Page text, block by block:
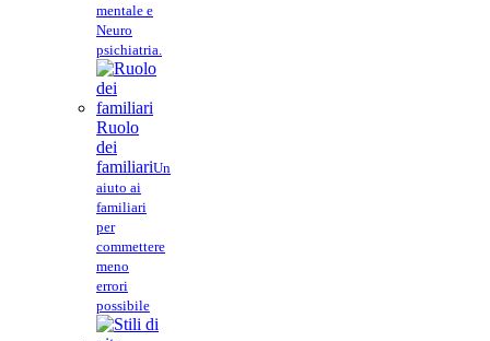
mentale e
Neuro
psichiatria.
Ruolo
dei
familiariUn
aiuto ai
familiari
per
commettere
meno
errori
possibile